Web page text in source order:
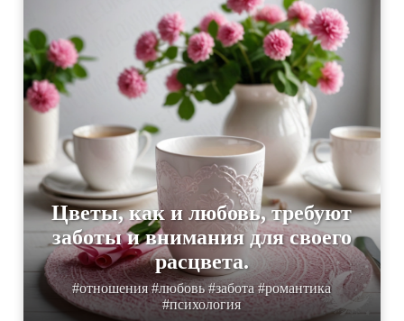
Цветы, как и любовь, требуют
заботы и внимания для своего
расцвета.
#отношения #любовь #забота #романтика
#психология